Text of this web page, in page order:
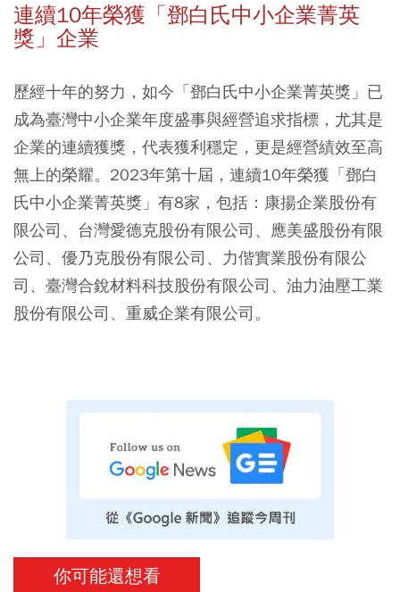
連續10年榮獲「鄧白氏中小企業菁英
獎」企業
歷經十年的努力，如今「鄧白氏中小企業菁英獎」已
成為臺灣中小企業年度盛事與經營追求指標，尤其是
企業的連續獲獎，代表獲利穩定，更是經營績效至高
無上的榮耀。2023年第十屆，連續10年榮獲「鄧白
氏中小企業菁英獎」有8家，包括：康揚企業股份有
限公司、台灣愛德克股份有限公司、應美盛股份有限
公司、優乃克股份有限公司、力偕實業股份有限公
司、臺灣合銳材料科技股份有限公司、油力油壓工業
股份有限公司、重威企業有限公司。
你可能還想看